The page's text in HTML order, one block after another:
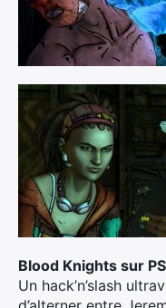
Blood Knights sur
Un hack’n’slash